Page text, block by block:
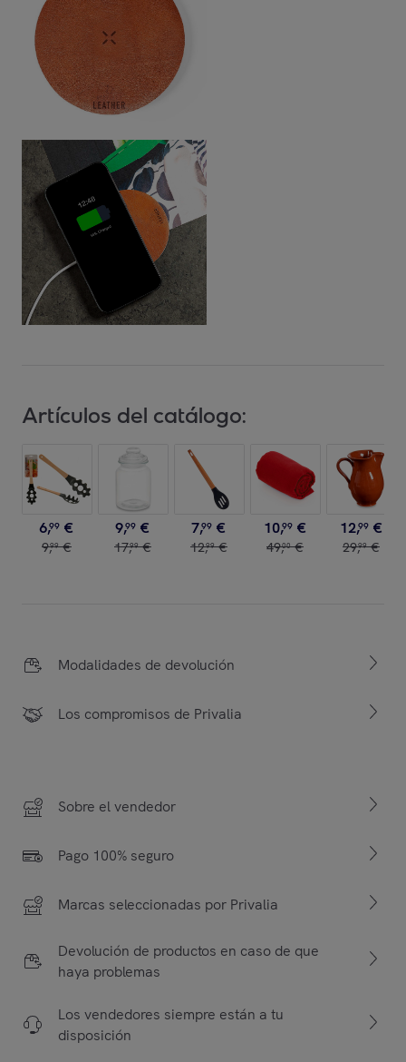
Artículos del catálogo:
6,99 €
9,99 €
9,99 €
17,99 €
7,99 €
12,99 €
10,99 €
49,00 €
12,99 €
29,99 €
Modalidades de devolución
Los compromisos de Privalia
Sobre el vendedor
Pago 100% seguro
Marcas seleccionadas por Privalia
Devolución de productos en caso de que
haya problemas
Los vendedores siempre están a tu
disposición